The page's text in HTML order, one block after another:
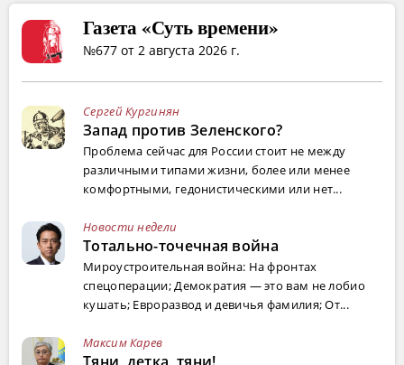
Газета «Суть времени»
№677 от 2 августа 2026 г.
Сергей Кургинян
Запад против Зеленского?
Проблема сейчас для России стоит не между
различными типами жизни, более или менее
комфортными, гедонистическими или нет...
Новости недели
Тотально-точечная война
Мироустроительная война: На фронтах
спецоперации; Демократия — это вам не лобио
кушать; Евроразвод и девичья фамилия; От...
Максим Карев
Тяни, детка, тяни!